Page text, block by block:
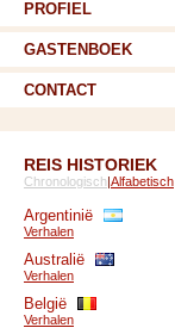
PROFIEL
GASTENBOEK
CONTACT
REIS HISTORIEK
Chronologisch|Alfabetisch
Argentinië
Verhalen
Australië
Verhalen
België
Verhalen